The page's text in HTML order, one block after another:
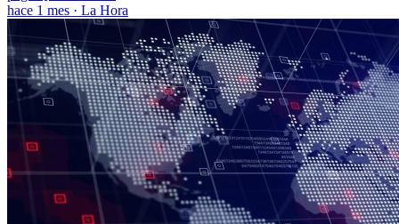
hace 1 mes · La Hora